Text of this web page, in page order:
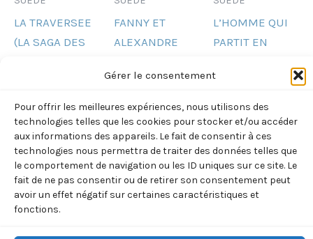
Gérer le consentement
Pour offrir les meilleures expériences, nous utilisons des
technologies telles que les cookies pour stocker et/ou accéder
aux informations des appareils. Le fait de consentir à ces
technologies nous permettra de traiter des données telles que
le comportement de navigation ou les ID uniques sur ce site. Le
fait de ne pas consentir ou de retirer son consentement peut
avoir un effet négatif sur certaines caractéristiques et
fonctions.
LA TRAVERSEE
(LA SAGA DES
(MOBERG
VILHELM)
8,40€ TTC
Ajouter
au
panier
FANNY ET
ALEXANDRE
INGMAR)
9,40€ TTC
Ajouter
au
panier
L’HOMME QUI
PARTIT EN
(SJOWALL/
9,20€ TTC
Ajouter
au
panier